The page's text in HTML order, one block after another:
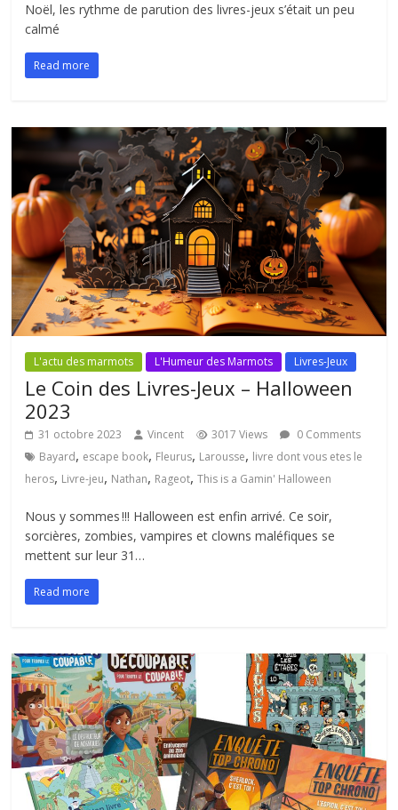
Noël, les rythme de parution des livres-jeux s’était un peu
calmé
Read more
L'actu des marmots L'Humeur des Marmots Livres-Jeux
Le Coin des Livres-Jeux – Halloween
2023
31 octobre 2023 Vincent 3017 Views
0 Comments
Bayard, escape book, Fleurus, Larousse, livre dont vous etes le
heros, Livre-jeu, Nathan, Rageot,This is a Gamin' Halloween
Nous y sommes !!! Halloween est enfin arrivé. Ce soir,
sorcières, zombies, vampires et clowns maléfiques se
mettent sur leur 31…
Read more